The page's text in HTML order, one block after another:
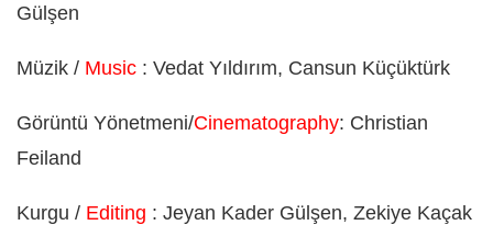
Gülşen
Müzik / Music : Vedat Yıldırım, Cansun Küçüktürk
Görüntü Yönetmeni/Cinematography: Christian
Feiland
Kurgu / Editing : Jeyan Kader Gülşen, Zekiye Kaçak